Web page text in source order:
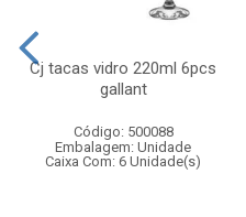
Cj tacas vidro 220ml 6pcs
gallant
Código: 500088
Embalagem: Unidade
Caixa Com: 6 Unidade(s)